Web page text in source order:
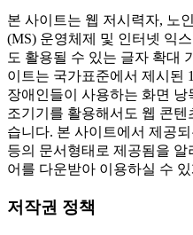
본 사이트는 웹 저시력자, 노
(MS) 운영체제 및 인터넷 익
도 활용될 수 있는 글자 확대
이트는 국가표준에서 제시된
장애인들이 사용하는 화면 낭
조기기를 활용해서도 웹 콘
습니다. 본 사이트에서 제공
등의 문서형태로 제공됨을
어를 다운받아 이용하실 수
저작권 정책